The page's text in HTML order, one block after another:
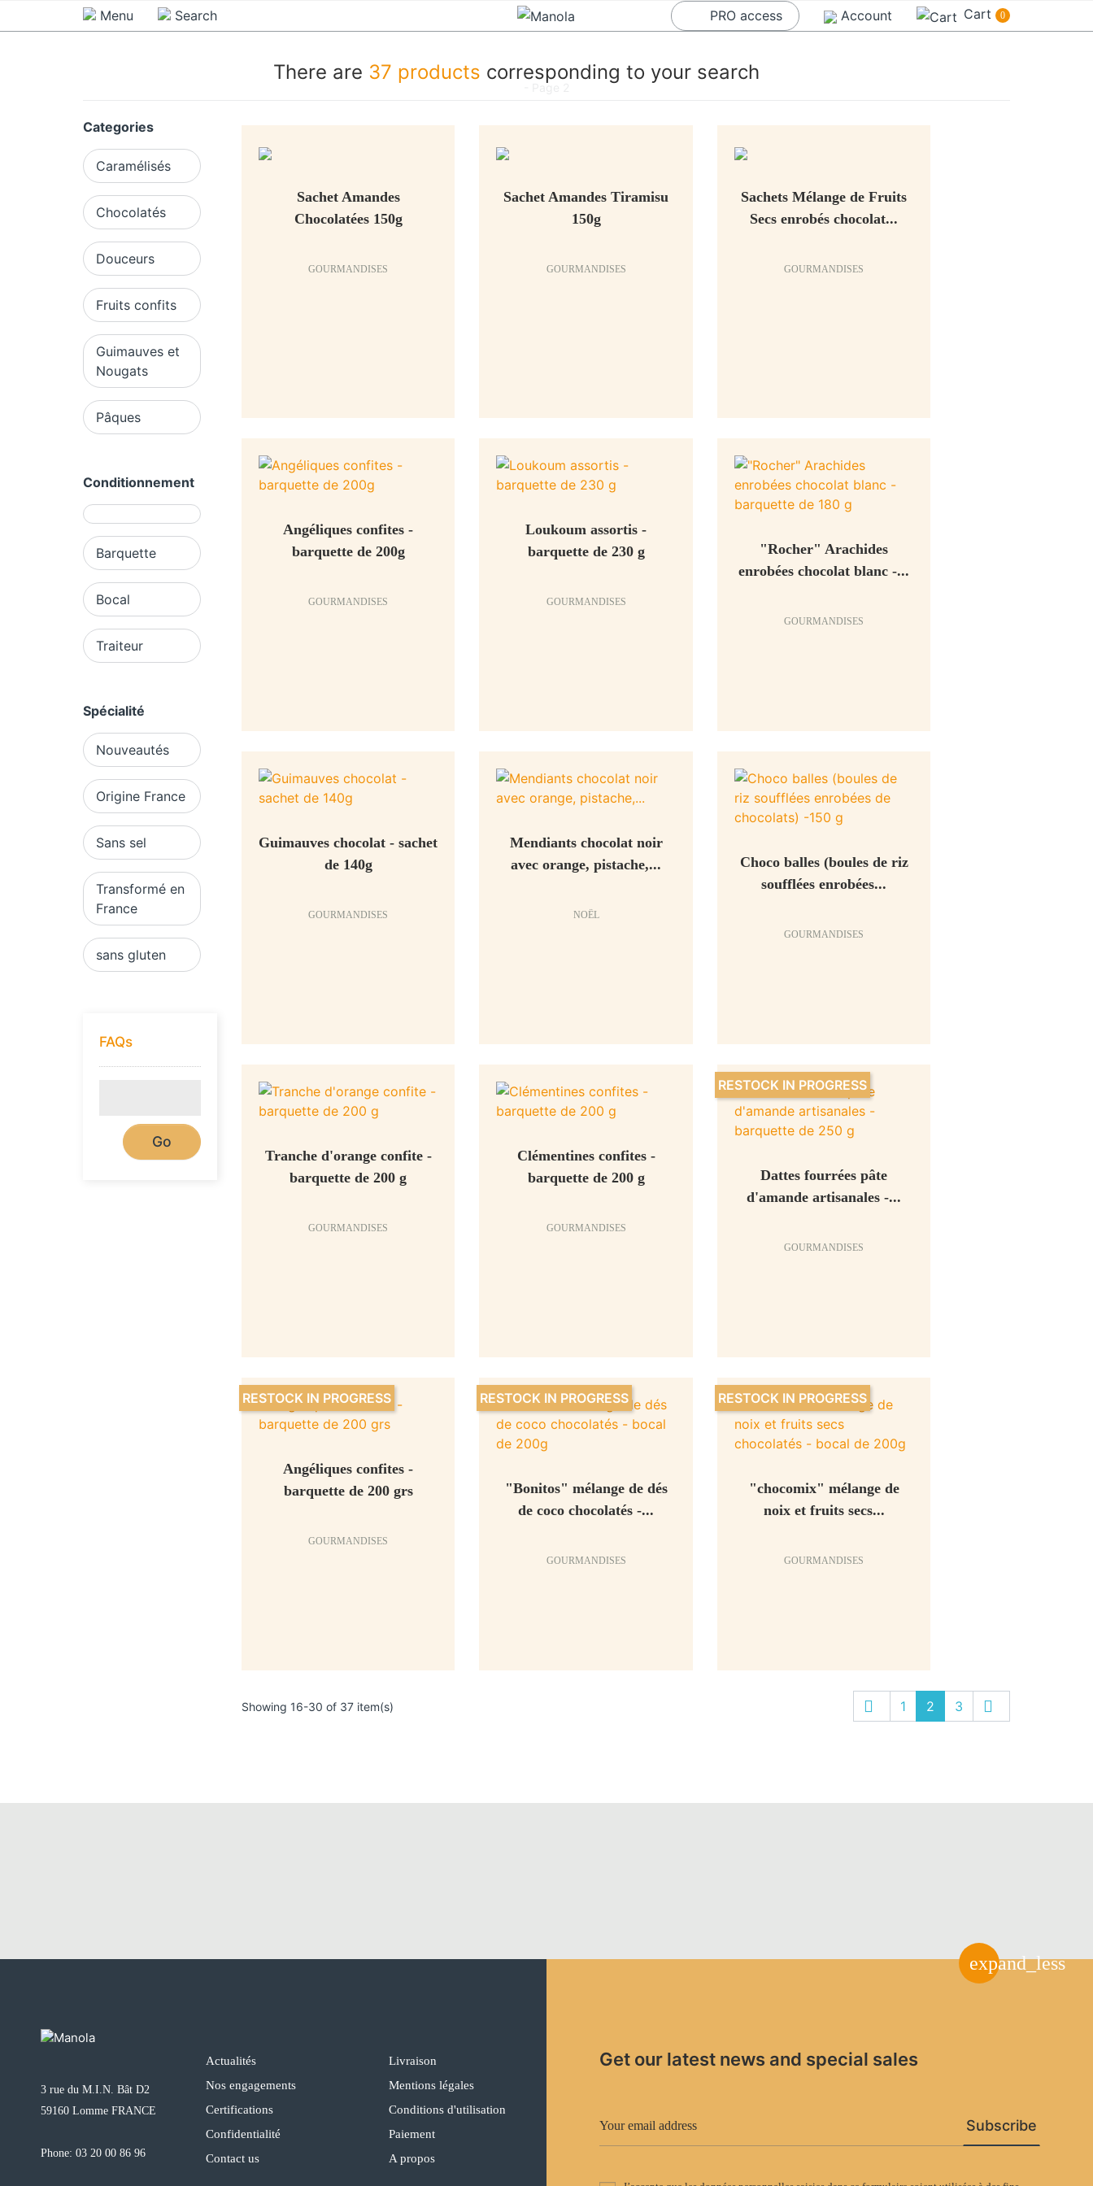
Menu Search PRO access Account Cart 0
- Page 2
There are 37 products corresponding to your search
Categories
Caramélisés
Chocolatés
Douceurs
Fruits confits
Guimauves et
Nougats
Pâques
Conditionnement
Barquette
Bocal
Traiteur
Spécialité
Nouveautés
Origine France
Sans sel
Transformé en
France
sans gluten
FAQs
Sachet Amandes
Chocolatées 150g
GOURMANDISES
Sachet Amandes Tiramisu
150g
GOURMANDISES
Sachets Mélange de Fruits
Secs enrobés chocolat...
GOURMANDISES
Angéliques confites -
barquette de 200g
GOURMANDISES
Loukoum assortis -
barquette de 230 g
GOURMANDISES
"Rocher" Arachides
enrobées chocolat blanc -...
GOURMANDISES
Guimauves chocolat - sachet
de 140g
GOURMANDISES
Mendiants chocolat noir
avec orange, pistache,...
NOËL
Choco balles (boules de riz
soufflées enrobées...
GOURMANDISES
Tranche d'orange confite -
barquette de 200 g
GOURMANDISES
Clémentines confites -
barquette de 200 g
GOURMANDISES
Dattes fourrées pâte
d'amande artisanales -...
GOURMANDISES
RESTOCK IN PROGRESS
Angéliques confites -
barquette de 200 grs
GOURMANDISES
RESTOCK IN PROGRESS
"Bonitos" mélange de dés
de coco chocolatés -...
GOURMANDISES
RESTOCK IN PROGRESS
"chocomix" mélange de
noix et fruits secs...
GOURMANDISES
RESTOCK IN PROGRESS
Showing 16-30 of 37 item(s) Previous
 1 2 3 Next

expand_less
3 rue du M.I.N. Bât D2
59160 Lomme FRANCE
Phone: 03 20 00 86 96
Actualités
Nos engagements
Certifications
Confidentialité
Contact us
Livraison
Mentions légales
Conditions d'utilisation
Paiement
A propos
Get our latest news and special sales
Subscribe